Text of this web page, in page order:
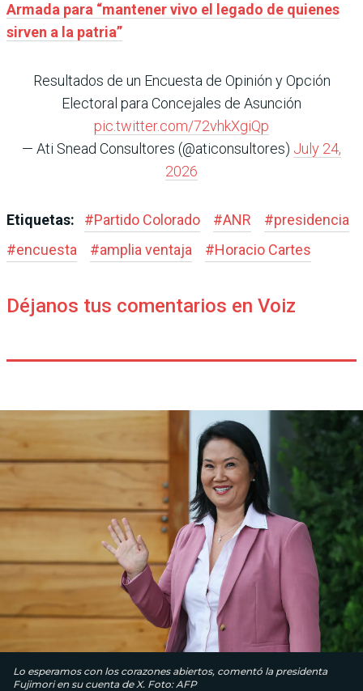
Armada para “mantener vivo el legado de quienes
sirven a la patria”
Resultados de un Encuesta de Opinión y Opción
Electoral para Concejales de Asunción
pic.twitter.com/72vhkXgiQp
— Ati Snead Consultores (@aticonsultores) July 24,
2026
Etiquetas: #Partido Colorado #ANR #presidencia
#encuesta #amplia ventaja #Horacio Cartes
Déjanos tus comentarios en Voiz
Lo esperamos con los corazones abiertos, comentó la presidenta
Fujimori en su cuenta de X. Foto: AFP